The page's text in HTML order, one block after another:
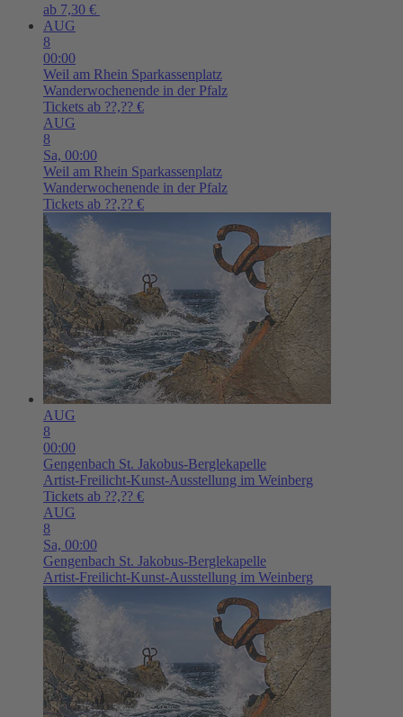
ab 7,30 €
AUG
8
00:00
Weil am Rhein Sparkassenplatz
Wanderwochenende in der Pfalz
Tickets ab ??,?? €
AUG
8
Sa, 00:00
Weil am Rhein Sparkassenplatz
Wanderwochenende in der Pfalz
Tickets ab ??,?? €
AUG
8
00:00
Gengenbach St. Jakobus-Berglekapelle
Artist-Freilicht-Kunst-Ausstellung im Weinberg
Tickets ab ??,?? €
AUG
8
Sa, 00:00
Gengenbach St. Jakobus-Berglekapelle
Artist-Freilicht-Kunst-Ausstellung im Weinberg